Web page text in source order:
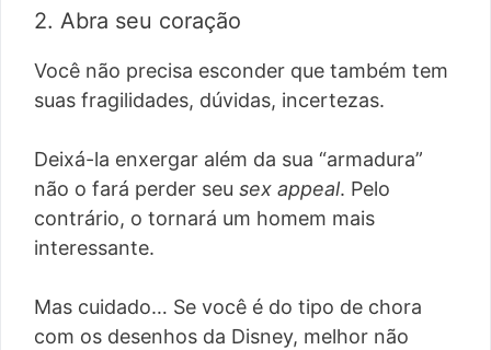
2. Abra seu coração
Você não precisa esconder que também tem
suas fragilidades, dúvidas, incertezas.
Deixá-la enxergar além da sua “armadura”
não o fará perder seu sex appeal. Pelo
contrário, o tornará um homem mais
interessante.
Mas cuidado… Se você é do tipo de chora
com os desenhos da Disney, melhor não